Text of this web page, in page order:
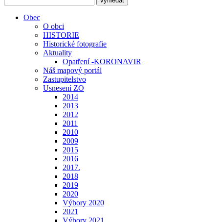
Obec
O obci
HISTORIE
Historické fotografie
Aktuality
Opatření -KORONAVIR
Náš mapový portál
Zastupitelstvo
Usnesení ZO
2014
2013
2012
2011
2010
2009
2015
2016
2017.
2018
2019
2020
Výbory 2020
2021
Výbory 2021